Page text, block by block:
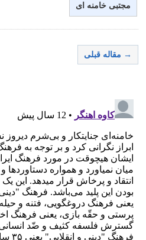
مجتبی خامنه ای
→ مقاله قبلی